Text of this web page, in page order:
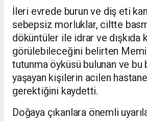
İleri evrede burun ve diş eti
sebepsiz morluklar, ciltte
döküntüler ile idrar ve dışkıda
görülebileceğini belirten
tutunma öyküsü bulunan ve
yaşayan kişilerin acilen
gerektiğini kaydetti.
Doğaya çıkanlara önemli